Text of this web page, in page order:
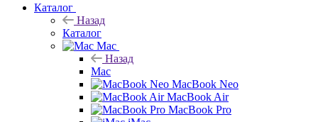
Каталог
Назад
Каталог
Mac
Назад
Mac
MacBook Neo
MacBook Air
MacBook Pro